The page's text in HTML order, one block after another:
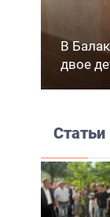
В
двое
Статьи